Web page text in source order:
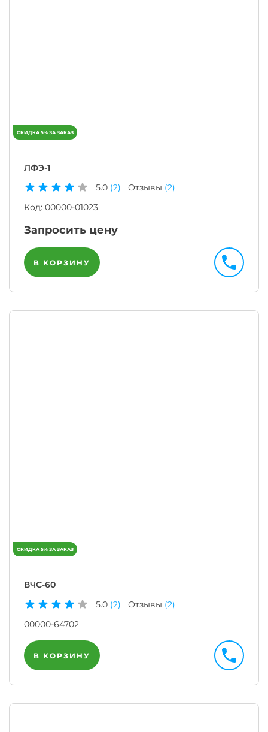
ЛФЭ-1
5.0 (2) Отзывы (2)
Код: 00000-01023
Запросить цену
В КОРЗИНУ
ВЧС-60
5.0 (2) Отзывы (2)
00000-64702
В КОРЗИНУ